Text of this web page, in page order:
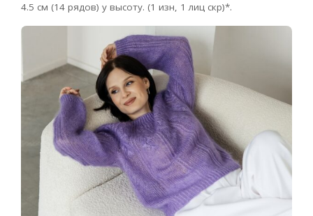
4.5 см (14 рядов) у высоту. (1 изн, 1 лиц скр)*.